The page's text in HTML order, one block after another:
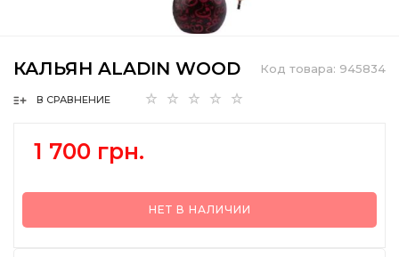
Код товара: 945834
КАЛЬЯН ALADIN WOOD
В СРАВНЕНИЕ
1 700 грн.
НЕТ В НАЛИЧИИ